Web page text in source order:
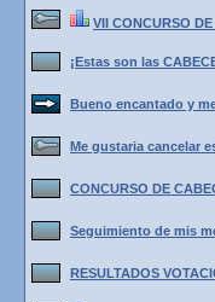
VII CONCURSO
¡Estas son las
Bueno encantado y
Me gustaria cancelar
CONCURSO DE
Seguimiento de mis
RESULTADOS